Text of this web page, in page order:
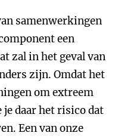
samenwerkingen
een
zal in het geval van
zijn. Omdat het
om extreem
je daar het risico dat
Een van onze